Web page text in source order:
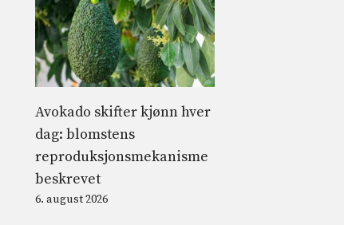
Avokado skifter kjønn hver
dag: blomstens
reproduksjonsmekanisme
beskrevet
6. august 2026